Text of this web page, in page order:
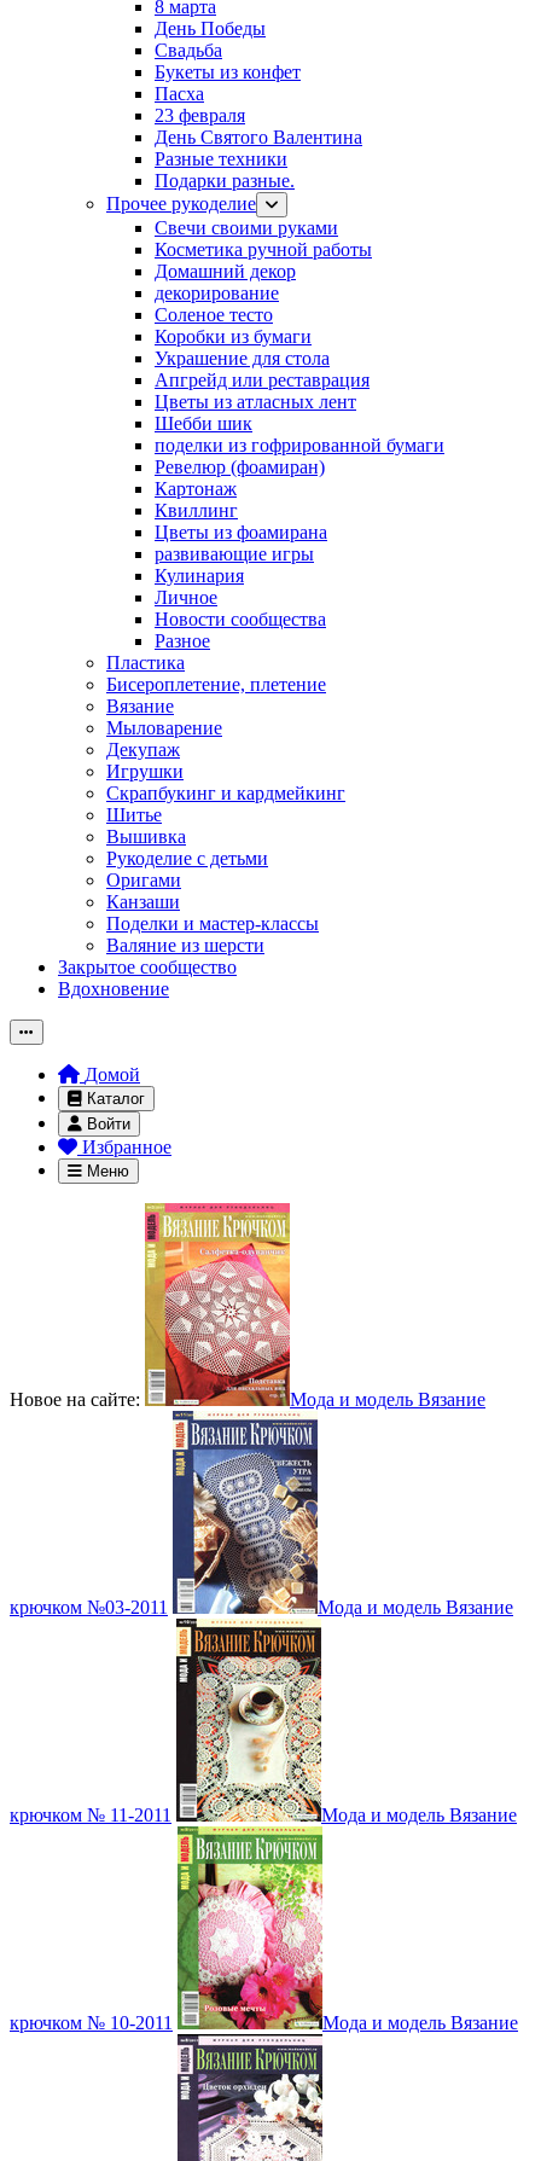
8 марта
День Победы
Свадьба
Букеты из конфет
Пасха
23 февраля
День Святого Валентина
Разные техники
Подарки разные.
Прочее рукоделие
Свечи своими руками
Косметика ручной работы
Домашний декор
декорирование
Соленое тесто
Коробки из бумаги
Украшение для стола
Апгрейд или реставрация
Цветы из атласных лент
Шебби шик
поделки из гофрированной бумаги
Ревелюр (фоамиран)
Картонаж
Квиллинг
Цветы из фоамирана
развивающие игры
Кулинария
Личное
Новости сообщества
Разное
Пластика
Бисероплетение, плетение
Вязание
Мыловарение
Декупаж
Игрушки
Скрапбукинг и кардмейкинг
Шитье
Вышивка
Рукоделие с детьми
Оригами
Канзаши
Поделки и мастер-классы
Валяние из шерсти
Закрытое сообщество
Вдохновение
Домой
Каталог
Войти
Избранное
Меню
Новое на сайте: Мода и модель Вязание
крючком №03-2011 Мода и модель Вязание
крючком № 11-2011 Мода и модель Вязание
крючком № 10-2011 Мода и модель Вязание